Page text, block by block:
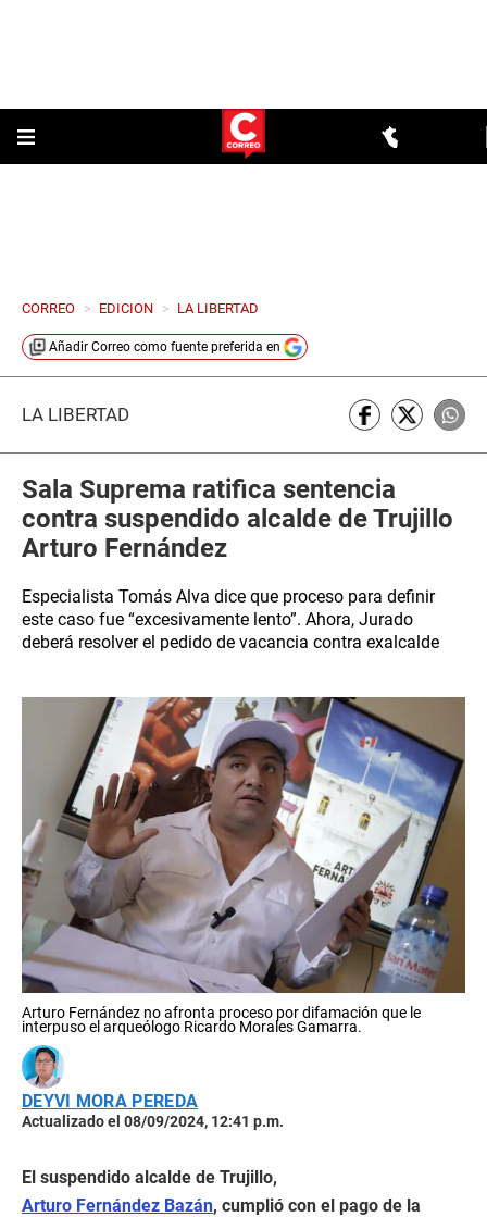
CORREO > EDICION > LA LIBERTAD
Añadir Correo como fuente preferida en
LA LIBERTAD
Sala Suprema ratifica sentencia
contra suspendido alcalde de Trujillo
Arturo Fernández
Especialista Tomás Alva dice que proceso para definir
este caso fue “excesivamente lento”. Ahora, Jurado
deberá resolver el pedido de vacancia contra exalcalde
Arturo Fernández no afronta proceso por difamación que le
interpuso el arqueólogo Ricardo Morales Gamarra.
DEYVI MORA PEREDA
Actualizado el 08/09/2024, 12:41 p.m.
El suspendido alcalde de Trujillo,
Arturo Fernández Bazán, cumplió con el pago de la